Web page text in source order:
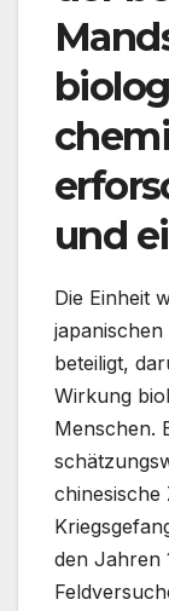
und
Die Einheit
beteiligt,
Wirkung
Menschen.
chinesische
den Jahren